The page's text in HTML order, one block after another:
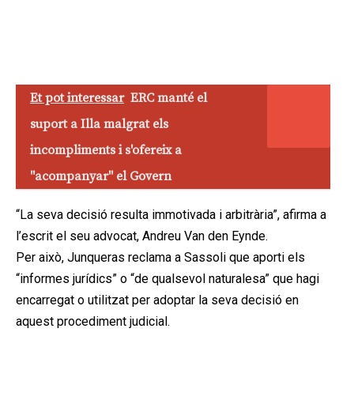
Et pot interessar ERC manté el
suport a Illa malgrat els
incompliments i s'ofereix a
"acompanyar" el Govern
“La seva decisió resulta immotivada i arbitrària”, afirma a
l’escrit el seu advocat, Andreu Van den Eynde.
Per això, Junqueras reclama a Sassoli que aporti els
“informes jurídics” o “de qualsevol naturalesa” que hagi
encarregat o utilitzat per adoptar la seva decisió en
aquest procediment judicial.